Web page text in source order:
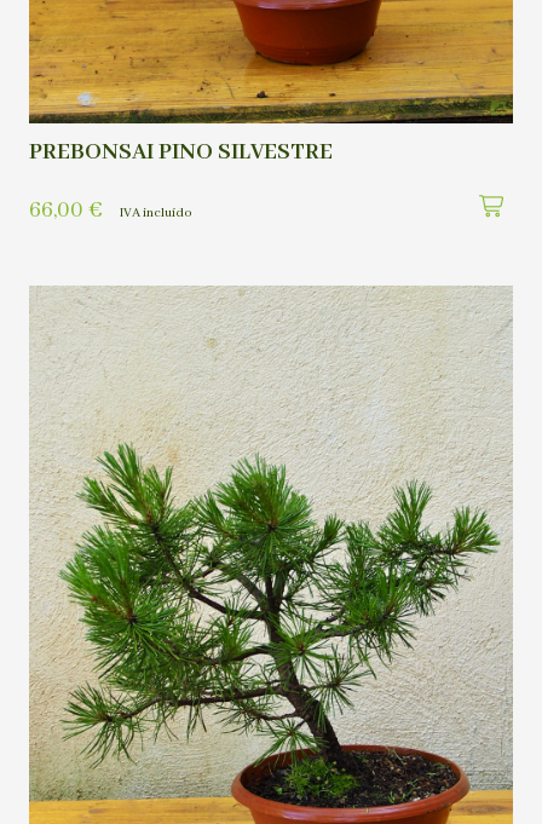
PREBONSAI PINO SILVESTRE
66,00 € IVA incluído